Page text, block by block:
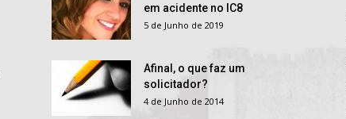
em acidente no IC8
5 de Junho de 2019
Afinal, o que faz um
solicitador?
4 de Junho de 2014